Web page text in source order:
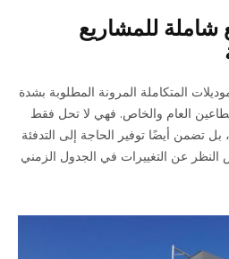
شاملة للمشاريع
المتكاملة المرونة المطلوبة بشدة
العام والخاص. فهي لا تحل فقط
تضمن أيضًا توفير الحاجة إلى التدفئة
النظر عن التغييرات في الجدول الزمني